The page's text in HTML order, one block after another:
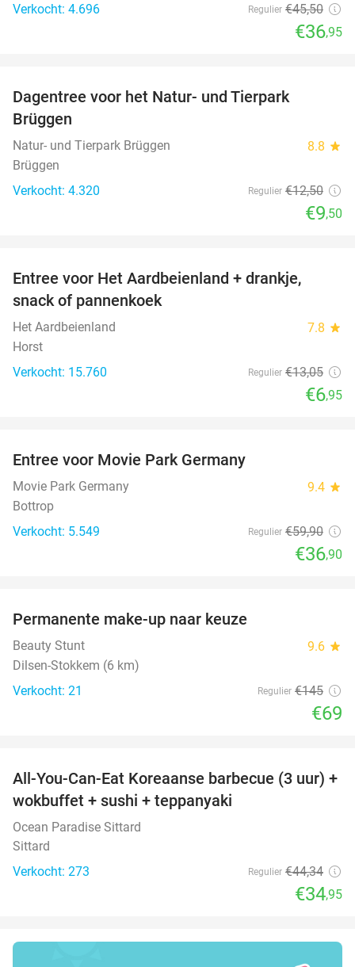
Verkocht: 4.696
Regulier €45,50
€36,95
Dagentree voor het Natur- und Tierpark
Brüggen
Natur- und Tierpark Brüggen 8.8 star
Brüggen
Verkocht: 4.320
Regulier €12,50
€9,50
Entree voor Het Aardbeienland + drankje,
snack of pannenkoek
Het Aardbeienland 7.8 star
Horst
Verkocht: 15.760
Regulier €13,05
€6,95
Entree voor Movie Park Germany
Movie Park Germany 9.4 star
Bottrop
Verkocht: 5.549
Regulier €59,90
€36,90
Permanente make-up naar keuze
Beauty Stunt 9.6 star
Dilsen-Stokkem (6 km)
Verkocht: 21
Regulier €145
€69
21%
All-You-Can-Eat Koreaanse barbecue (3 uur) +
wokbuffet + sushi + teppanyaki
Ocean Paradise Sittard
Sittard
Verkocht: 273
Regulier €44,34
€34,95